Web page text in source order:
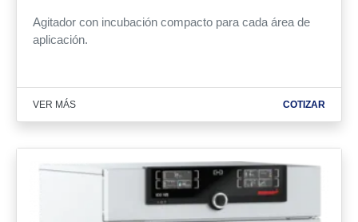
Agitador con incubación compacto para cada área de
aplicación.
VER MÁS COTIZAR